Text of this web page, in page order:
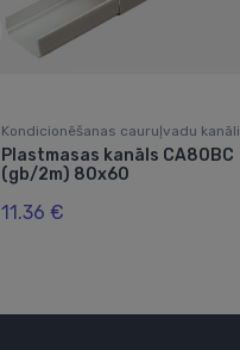
Kondicionēšanas cauruļvadu kanāli
Plastmasas kanāls CA80BC
(gb/2m) 80x60
11.36 €